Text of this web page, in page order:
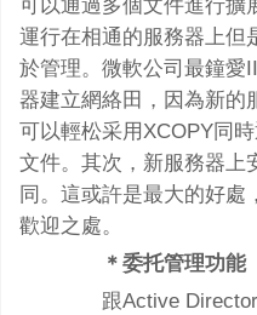
可以通過多個文件進行擴
運行在相通的服務器上但
於管理。微軟公司最鐘愛
器建立網絡田，因為新的
可以輕松采用XCOPY同
文件。其次，新服務器上
同。這或許是最大的好
歡迎之處。
＊委托管理功能
跟Active